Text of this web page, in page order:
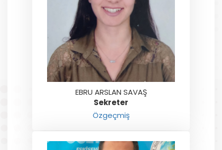
EBRU ARSLAN SAVAŞ
Sekreter
Özgeçmiş